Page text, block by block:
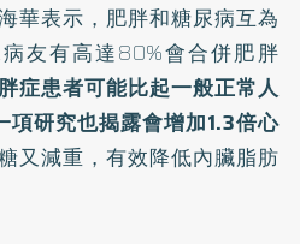
華表示，肥胖和糖尿病互為
友有高達80%會合併肥胖
症患者可能比起一般正常人
項研究也揭露會增加1.3倍心
又減重，有效降低內臟脂肪